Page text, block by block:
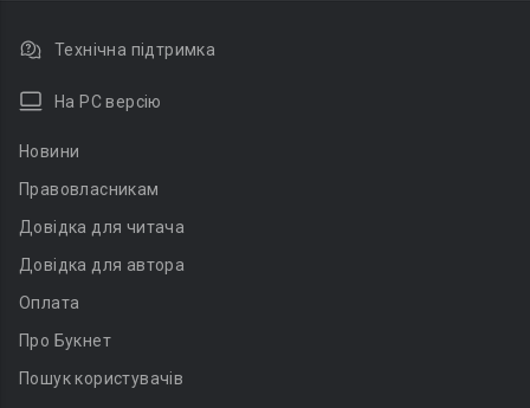
Технічна підтримка
На PC версію
Новини
Правовласникам
Довідка для читача
Довідка для автора
Оплата
Про Букнет
Пошук користувачів